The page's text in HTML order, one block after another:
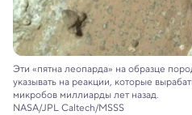
Эти «пятна леопарда» на образце
указывать на реакции, которые
микробов миллиарды лет назад.
NASA/JPL Caltech/MSSS